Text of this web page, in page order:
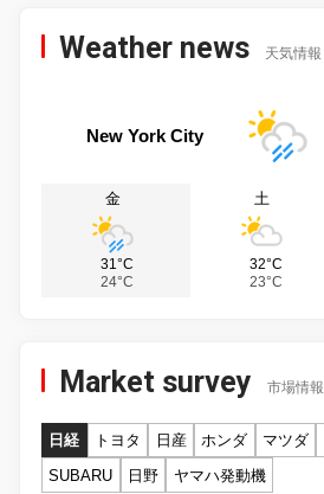
Weather news 天気情報
New York City
金
31°C
24°C
土
32°C
23°C
Market survey 市場情報
日経 トヨタ 日産 ホンダ マツダ
SUBARU
日野 ヤマハ発動機